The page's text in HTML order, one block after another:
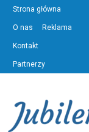
Strona główna
O nas Reklama
Kontakt
Partnerzy